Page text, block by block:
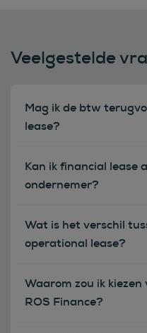
Veelgestelde
Mag ik de btw
lease?
Kan ik financial lease
ondernemer?
Wat is het verschil
operational lease?
Waarom zou ik
ROS Finance?